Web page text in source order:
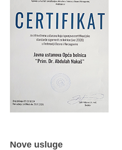
Nove usluge